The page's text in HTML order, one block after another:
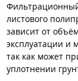
листового
зависит от
эксплуатации и
так как может
уплотнении